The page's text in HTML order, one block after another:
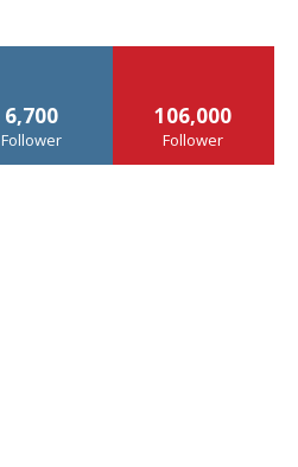
6,700
Follower
106,000
Follower